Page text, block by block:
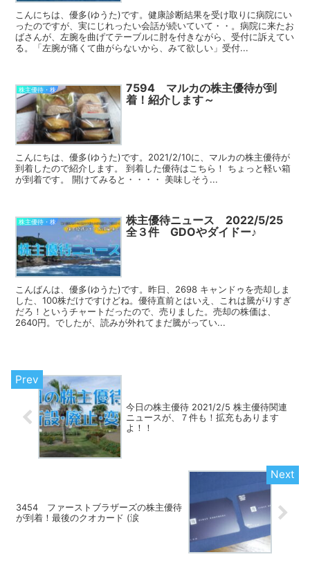
こんにちは、優多(ゆうた)です。健康診断結果を受け取りに病院にい
ったのですが、実にじれったい会話が続いていて・・。病院に来たお
ばさんが、左腕を曲げてテーブルに肘を付きながら、受付に訴えてい
る。「左腕が痛くて曲がらないから、みて欲しい」受付...
株主優待・株
7594 マルカの株主優待が到
着！紹介します～
こんにちは、優多(ゆうた)です。2021/2/10に、マルカの株主優待が
到着したので紹介します。 到着した優待はこちら！ ちょっと軽い箱
が到着です。 開けてみると・・・・ 美味しそう...
株主優待・株
株主優待ニュース 2022/5/25
全３件 GDOやダイドー♪
こんばんは、優多(ゆうた)です。昨日、2698 キャンドゥを売却しま
した、100株だけですけどね。優待直前とはいえ、これは騰がりすぎ
だろ！というチャートだったので、売りました。売却の株価は、
2640円。でしたが、読みが外れてまだ騰がってい...
今日の株主優待 2021/2/5 株主優待関連
ニュースが、７件も！拡充もあります
よ！！
3454 ファーストブラザーズの株主優待
が到着！最後のクオカード (涙